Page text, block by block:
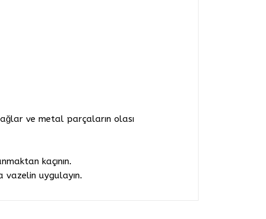
ve metal parçaların olası
kaçının.
vazelin uygulayın.